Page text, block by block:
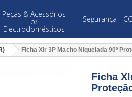
Peças & Acessórios
p/
Electrodomésticos
Segurança -
Ficha Xlr 3P Macho Niquelada 90º
Ficha